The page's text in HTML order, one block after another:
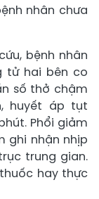
nhân chưa
bệnh nhân
tử hai bên co
số thở chậm
huyết áp tụt
Phổi giảm
ghi nhận nhịp
trung gian.
hay thực